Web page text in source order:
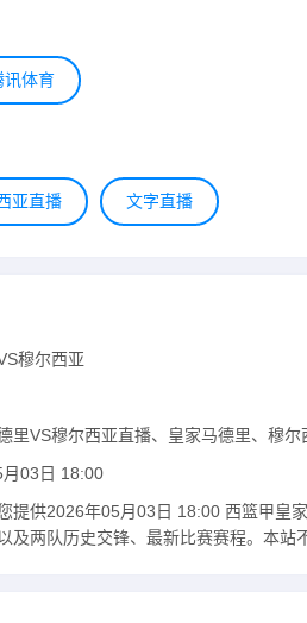
讯体育
亚直播 文字直播
穆尔西亚
里VS穆尔西亚直播、皇家马德里、穆尔
月03日 18:00
提供2026年05月03日 18:00 西篮甲
及两队历史交锋、最新比赛赛程。本